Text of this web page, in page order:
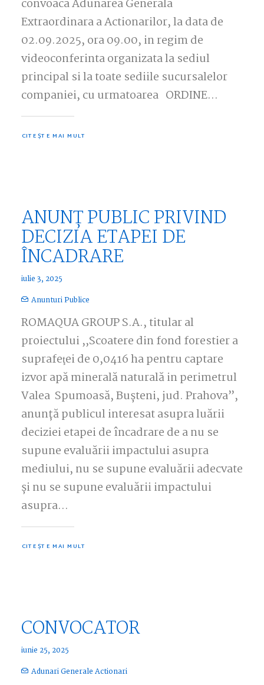
convoaca Adunarea Generala
Extraordinara a Actionarilor, la data de
02.09.2025, ora 09.00, in regim de
videoconferinta organizata la sediul
principal si la toate sediile sucursalelor
companiei, cu urmatoarea ORDINE…
CITEȘTE MAI MULT
ANUNȚ PUBLIC PRIVIND
DECIZIA ETAPEI DE
ÎNCADRARE
iulie 3, 2025
Anunturi Publice
ROMAQUA GROUP S.A., titular al
proiectului ,,Scoatere din fond forestier a
suprafeţei de 0,0416 ha pentru captare
izvor apă minerală naturală in perimetrul
Valea Spumoasă, Bușteni, jud. Prahova”,
anunță publicul interesat asupra luării
deciziei etapei de încadrare de a nu se
supune evaluării impactului asupra
mediului, nu se supune evaluării adecvate
și nu se supune evaluării impactului
asupra…
CITEȘTE MAI MULT
CONVOCATOR
iunie 25, 2025
Adunari Generale Actionari